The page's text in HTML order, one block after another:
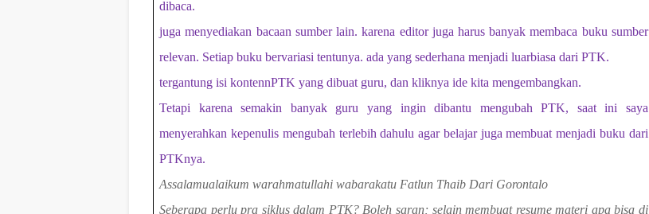
dibaca.
juga menyediakan bacaan sumber lain. karena editor juga harus banyak membaca buku sumber
relevan. Setiap buku bervariasi tentunya. ada yang sederhana menjadi luarbiasa dari PTK.
tergantung isi kontennPTK yang dibuat guru, dan kliknya ide kita mengembangkan.
Tetapi karena semakin banyak guru yang ingin dibantu mengubah PTK, saat ini saya
menyerahkan kepenulis mengubah terlebih dahulu agar belajar juga membuat menjadi buku dari
PTKnya.
Assalamualaikum warahmatullahi wabarakatu Fatlun Thaib Dari Gorontalo
Seberapa perlu pra siklus dalam PTK? Boleh saran; selain membuat resume materi apa bisa di